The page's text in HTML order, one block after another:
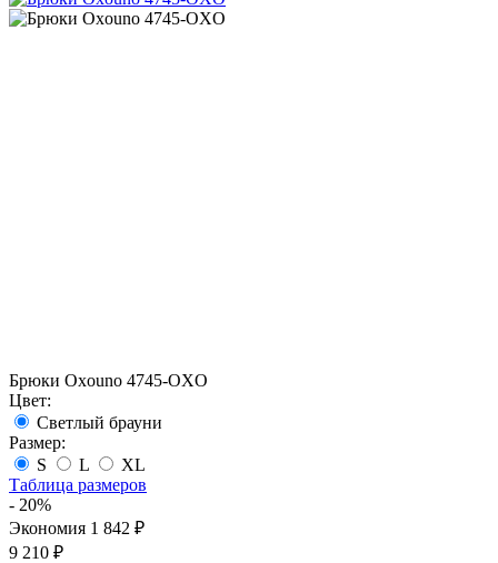
Брюки Oxouno 4745-OXO
Цвет:
Светлый брауни
Размер:
S
L
XL
Таблица размеров
- 20%
Экономия 1 842 ₽
9 210 ₽